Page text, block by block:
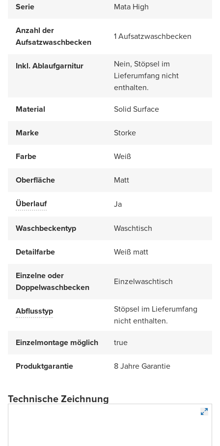
Serie
Mata High
Anzahl der
Aufsatzwaschbecken
1 Aufsatzwaschbecken
Inkl. Ablaufgarnitur
Nein, Stöpsel im
Lieferumfang nicht
enthalten.
Material
Solid Surface
Marke Storke
Farbe Weiß
Oberfläche Matt
Überlauf Ja
Waschbeckentyp Waschtisch
Detailfarbe Weiß matt
Einzelne oder
Doppelwaschbecken
Einzelwaschtisch
Abflusstyp
Stöpsel im Lieferumfang
nicht enthalten.
Einzelmontage möglich
true
Produktgarantie 8 Jahre Garantie
Technische Zeichnung